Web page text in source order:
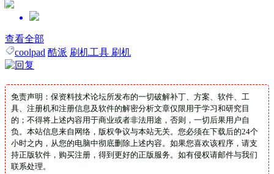
查看全部
coolpad 酷派 刷机工具 刷机
免责声明：保资料技术论坛所发布的一切破解补丁、方案、软件、工
具、注册机和注册信息及软件的解密分析文章仅限用于学习和研究目
的；不得将上述内容用于商业或者非法用途，否则，一切后果用户自
负。本站信息来自网络，版权争议与本站无关。您必须在下载后的24个
小时之内，从您的电脑中彻底删除上述内容。如果您喜欢该程序，请支
持正版软件，购买注册，得到更好的正版服务。如有侵权请邮件与我们
联系处理。